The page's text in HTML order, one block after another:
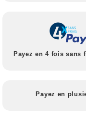
Payez en 4 fois sans
Payez en